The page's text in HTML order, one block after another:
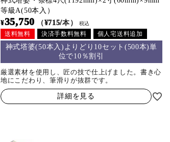
等級A(50本入）
¥35,750 （¥715/本） 税込
送料無料 決済手数料無料 個人宅送料追加
神式塔婆(50本入)よりどり10セット(500本)単
位で10％割引
厳選素材を使用し、匠の技で仕上げました。書き心
地にこだわり、筆滑りが抜群です。
詳細を見る